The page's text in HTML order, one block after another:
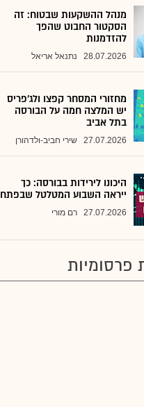
מנהל ההשקעות שבטוח: זה
הסקטור החבוט שהפך
להזדמנות
28.07.2026 נתנאל אריאל
מחזורי המסחר קפצו ולג'פריס
יש המלצה חמה על הבורסה
בתל אביב
27.07.2026 שירי חביב-ולדהורן
היכונו לירידות בבורסה: כך
ייראה השבוע המטלטל שבפתח
27.07.2026 רם מורי
פרסומיות